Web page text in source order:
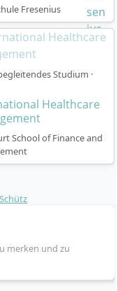
Fresenius
Studium ·
Healthcare
School of Finance and
merken und zu